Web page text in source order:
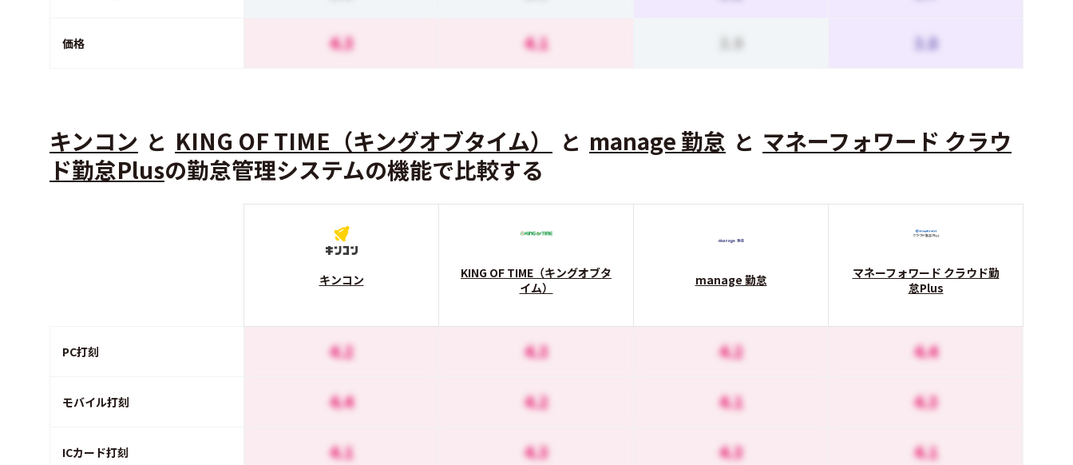
価格 4.3 4.1 3.9 3.8
キンコン と KING OF TIME（キングオブタイム） と manage 勤怠 と マネーフォワード クラウ
ド勤怠Plusの勤怠管理システムの機能で比較する
キンコン
KING OF TIME（キングオブタ
イム）
manage 勤怠
マネーフォワード クラウド勤
怠Plus
PC打刻 4.2 4.3 4.2 4.4
モバイル打刻 4.4 4.2 4.1 4.3
ICカード打刻 4.1 4.3 4.3 4.1